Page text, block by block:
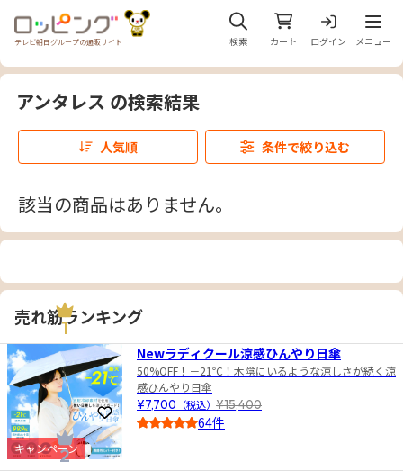
テレビ朝日グループの通販サイト 検索 カート ログイン
メニ
メニュー
アンタレス の検索結果
人気順 条件で絞り込む
該当の商品はありません。
売れ筋ランキング
お気に入りに登録
キャンペーン
1
Newラディクール涼感ひんやり日傘
50%OFF！－21℃！木陰にいるような涼しさが続く涼
感ひんやり日傘
¥7,700 （税込） ¥15,400
64件
2